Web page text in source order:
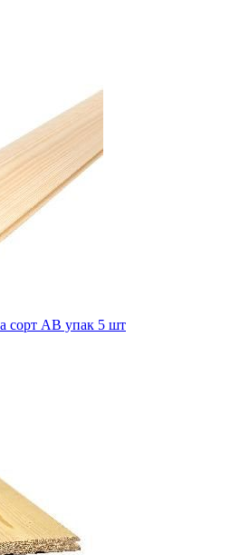
сорт АВ упак 5 шт